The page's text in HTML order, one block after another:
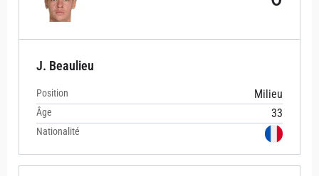
J. Beaulieu
Position Milieu
Âge 33
Nationalité